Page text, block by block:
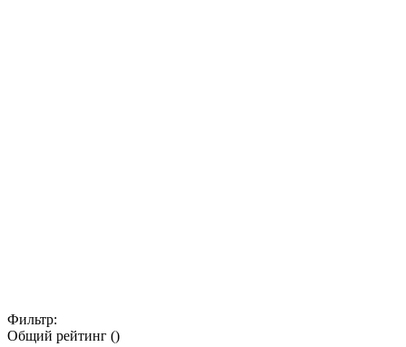
Фильтр:
Общий рейтинг ()